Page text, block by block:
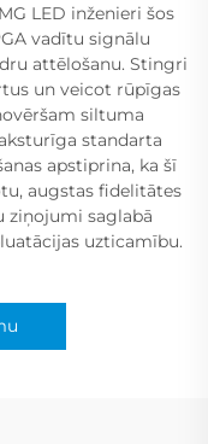
LED inženieri šos
vadītu signālu
attēlošanu. Stingri
un veicot rūpīgas
siltuma
standarta
apstiprina, ka šī
augstas fidelitātes
ziņojumi saglabā
uzticamību.